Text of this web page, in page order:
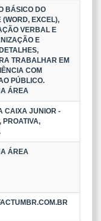
BÁSICO DO
(WORD, EXCEL),
VERBAL E
E
TRABALHAR EM
COM
PÚBLICO.
ÁREA
CAIXA JUNIOR -
PROATIVA,
ÁREA